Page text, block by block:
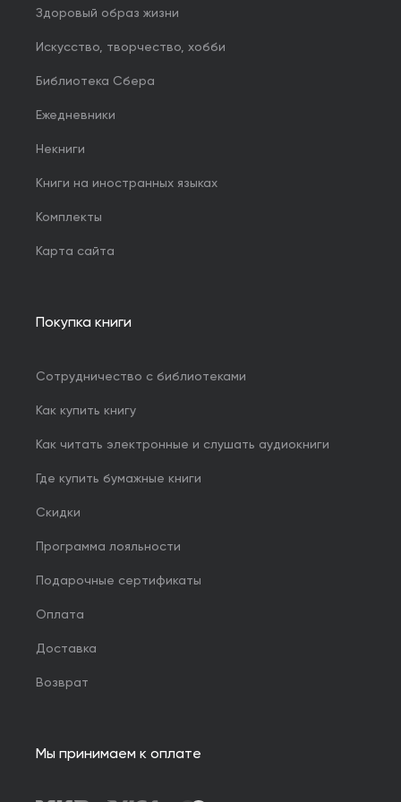
Здоровый образ жизни
Искусство, творчество, хобби
Библиотека Сбера
Ежедневники
Некниги
Книги на иностранных языках
Комплекты
Карта сайта
Покупка книги
Сотрудничество с библиотеками
Как купить книгу
Как читать электронные и слушать аудиокниги
Где купить бумажные книги
Скидки
Программа лояльности
Подарочные сертификаты
Оплата
Доставка
Возврат
Мы принимаем к оплате